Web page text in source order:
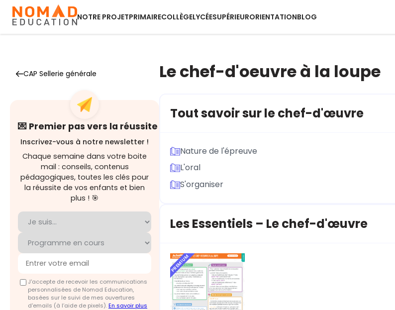
NOTRE PROJETPRIMAIRECOLLÈGELYCÉESUPÉRIEURORIENTATIONBLOG
CAP Sellerie générale
💌 Premier pas vers la réussite
Inscrivez-vous à notre newsletter !
Chaque semaine dans votre boite
mail : conseils, contenus
pédagogiques, toutes les clés pour
la réussite de vos enfants et bien
plus ! 🎯
J'accepte de recevoir les communications
personnalisées de Nomad Education,
basées sur le suivi de mes ouvertures
d'emails (à l’aide de pixels).En savoir plus
Le chef-d'oeuvre à la loupe
Tout savoir sur le chef-d'œuvre
Nature de l'épreuve
L'oral
S'organiser
Les Essentiels – Le chef-d'œuvre
PREMIUM